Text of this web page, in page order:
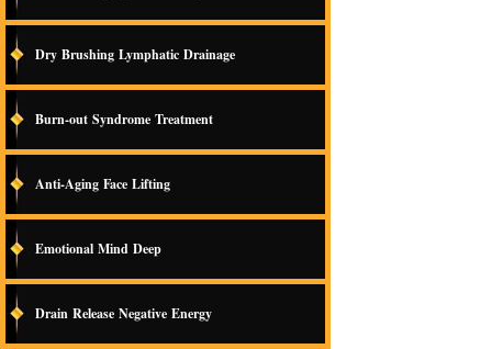
Dry Brushing Lymphatic Drainage
Burn-out Syndrome Treatment
Anti-Aging Face Lifting
Emotional Mind Deep
Drain Release Negative Energy